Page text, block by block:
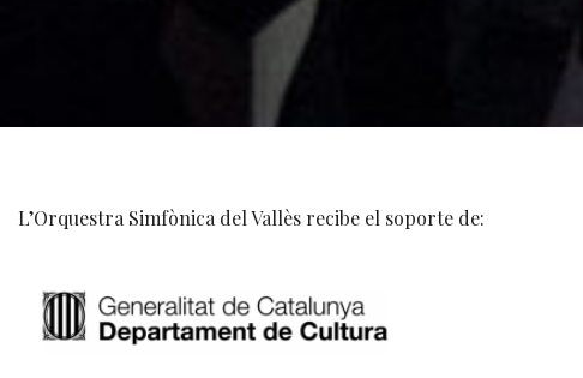
L’Orquestra Simfònica del Vallès recibe el soporte de: